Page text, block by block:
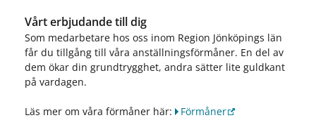
Vårt erbjudande till dig
Som medarbetare hos oss inom Region Jönköpings län
får du tillgång till våra anställningsförmåner. En del av
dem ökar din grundtrygghet, andra sätter lite guldkant
på vardagen.
Läs mer om våra förmåner här: Förmåner